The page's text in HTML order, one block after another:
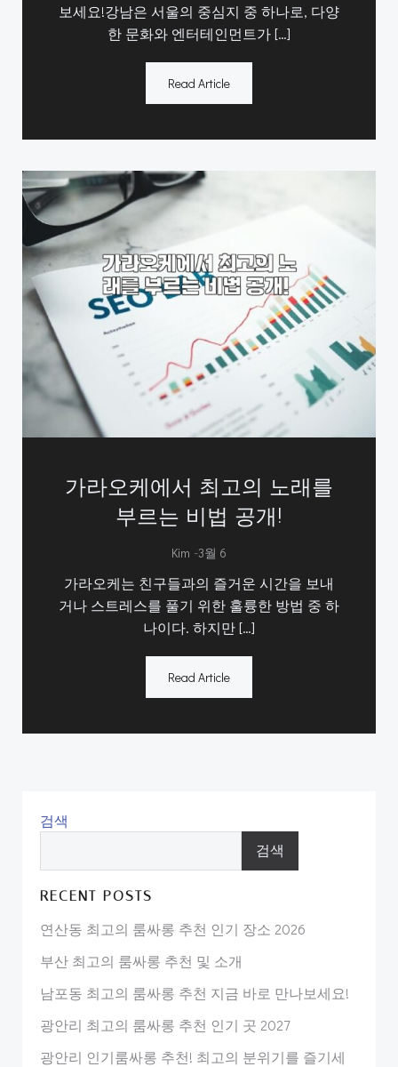
보세요!강남은 서울의 중심지 중 하나로, 다양
한 문화와 엔터테인먼트가 […]
Read Article
가라오케에서 최고의 노래를
부르는 비법 공개!
Kim -3월 6
가라오케는 친구들과의 즐거운 시간을 보내
거나 스트레스를 풀기 위한 훌륭한 방법 중 하
나이다. 하지만 […]
Read Article
검색
검색
RECENT POSTS
연산동 최고의 룸싸롱 추천 인기 장소 2026
부산 최고의 룸싸롱 추천 및 소개
남포동 최고의 룸싸롱 추천 지금 바로 만나보세요!
광안리 최고의 룸싸롱 추천 인기 곳 2027
광안리 인기룸싸롱 추천! 최고의 분위기를 즐기세